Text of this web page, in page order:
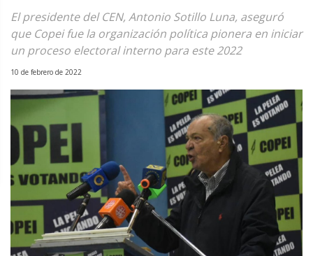
El presidente del CEN, Antonio Sotillo Luna, aseguró
que Copei fue la organización política pionera en iniciar
un proceso electoral interno para este 2022
10 de febrero de 2022